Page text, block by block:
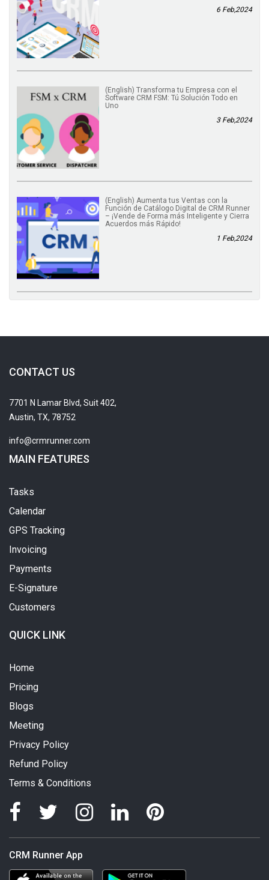
6 Feb,2024
(English) Transforma tu Empresa con el
Software CRM FSM: Tú Solución Todo en
Uno
3 Feb,2024
(English) Aumenta tus Ventas con la
Función de Catálogo Digital de CRM Runner
– ¡Vende de Forma más Inteligente y Cierra
Acuerdos más Rápido!
1 Feb,2024
CONTACT US
7701 N Lamar Blvd, Suit 402,
Austin, TX, 78752
info@crmrunner.com
MAIN FEATURES
Tasks
Calendar
GPS Tracking
Invoicing
Payments
E-Signature
Customers
QUICK LINK
Home
Pricing
Blogs
Meeting
Privacy Policy
Refund Policy
Terms & Conditions
CRM Runner App